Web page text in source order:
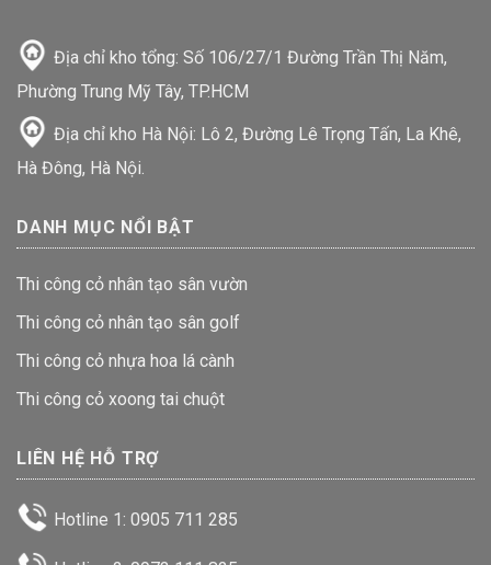
Địa chỉ kho tổng: Số 106/27/1 Đường Trần Thị Năm,
Phường Trung Mỹ Tây, TP.HCM
Địa chỉ kho Hà Nội: Lô 2, Đường Lê Trọng Tấn, La Khê,
Hà Đông, Hà Nội.
DANH MỤC NỔI BẬT
Thi công cỏ nhân tạo sân vườn
Thi công cỏ nhân tạo sân golf
Thi công cỏ nhựa hoa lá cành
Thi công cỏ xoong tai chuột
LIÊN HỆ HỖ TRỢ
Hotline 1: 0905 711 285